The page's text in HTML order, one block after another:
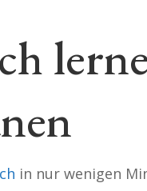
in nur wenigen